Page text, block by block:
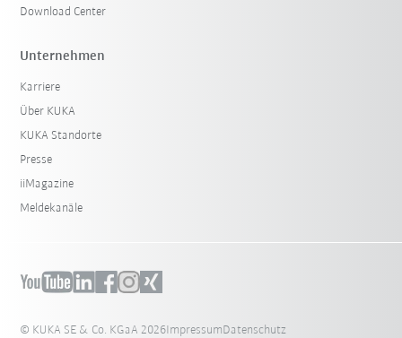
Download Center
Unternehmen
Karriere
Über KUKA
KUKA Standorte
Presse
iiMagazine
Meldekanäle
© KUKA SE & Co. KGaA 2026ImpressumDatenschutz